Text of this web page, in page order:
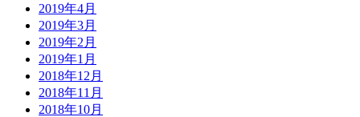
2019年4月
2019年3月
2019年2月
2019年1月
2018年12月
2018年11月
2018年10月